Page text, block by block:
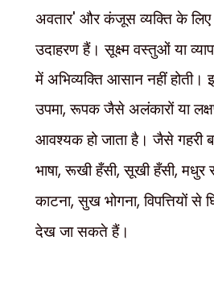
अवतार' और कंजूस व्यक्ति के लिए
उदाहरण हैं। सूक्ष्म वस्तुओं या
में अभिव्यक्ति आसान नहीं होती।
उपमा,रूपक जैसे अलंकारों या
आवश्यक हो जाता है। जैसे गहरी
भाषा,रूखी हँसी,सूखी हँसी,मधुर
काटना,सुख भोगना,विपत्तियों से
देख जा सकते हैं।